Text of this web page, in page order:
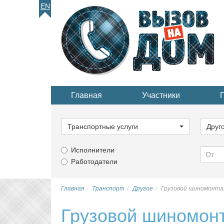
EN
Главная Участники
категорию...
Транспортные услуги
Исполнители
Работодатели
Главная Транспорт Другое Грузовой
Грузовой